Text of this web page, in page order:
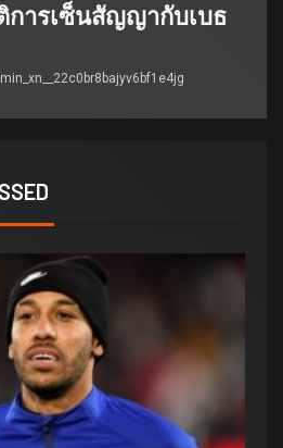
การเซ็นสัญญากับเบธ